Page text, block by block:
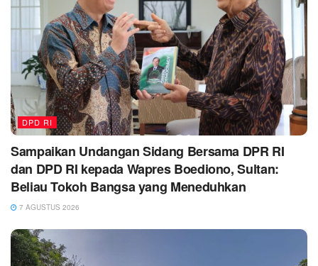
DPD RI
Sampaikan Undangan Sidang Bersama DPR RI
dan DPD RI kepada Wapres Boediono, Sultan:
Beliau Tokoh Bangsa yang Meneduhkan
7 AGUSTUS 2026